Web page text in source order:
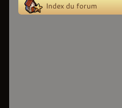
Index du forum